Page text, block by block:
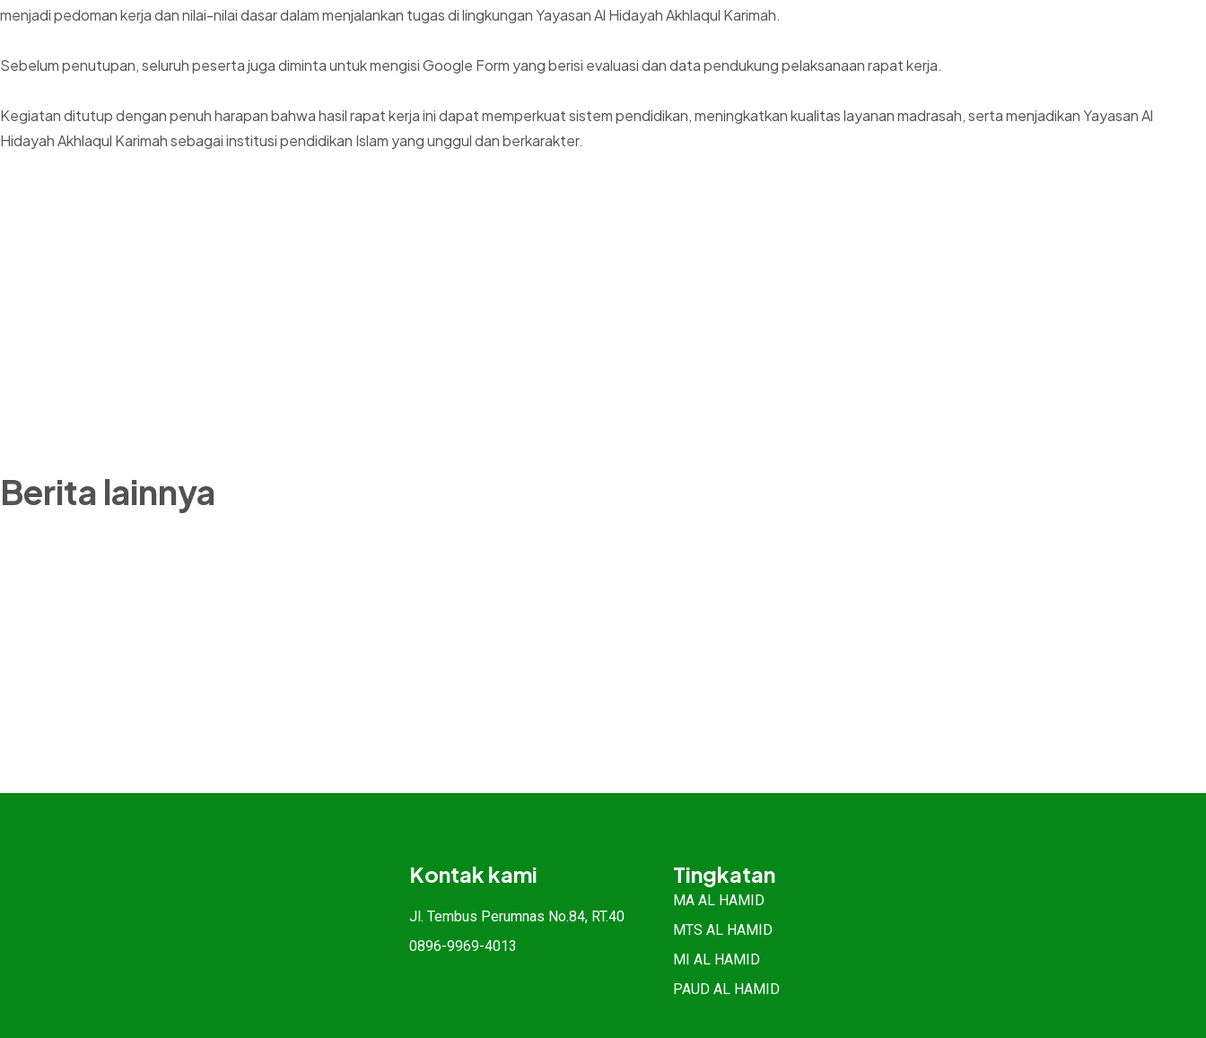
menjadi pedoman kerja dan nilai-nilai dasar dalam menjalankan tugas di lingkungan Yayasan Al Hidayah Akhlaqul Karimah.
Sebelum penutupan, seluruh peserta juga diminta untuk mengisi Google Form yang berisi evaluasi dan data pendukung pelaksanaan rapat kerja.
Kegiatan ditutup dengan penuh harapan bahwa hasil rapat kerja ini dapat memperkuat sistem pendidikan, meningkatkan kualitas layanan madrasah, serta menjadikan Yayasan Al
Hidayah Akhlaqul Karimah sebagai institusi pendidikan Islam yang unggul dan berkarakter.
Berita lainnya
Kontak kami
Jl. Tembus Perumnas No.84, RT.40
0896-9969-4013
Tingkatan
MA AL HAMID
MTS AL HAMID
MI AL HAMID
PAUD AL HAMID